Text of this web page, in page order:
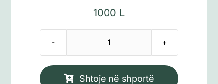
1000 L
Sasi
e
Shtoje në shportë